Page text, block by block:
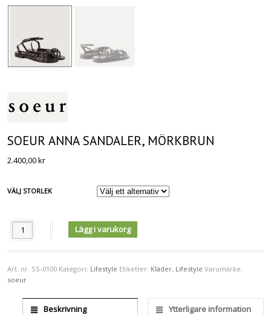
SOEUR ANNA SANDALER, MÖRKBRUN
2.400,00kr
VÄLJ STORLEK
Antal Lägg i varukorg
Art. nr. SS-0100 Kategori: Lifestyle Etiketter: Kläder, Lifestyle Varumärke:
soeur
Beskrivning Ytterligare information